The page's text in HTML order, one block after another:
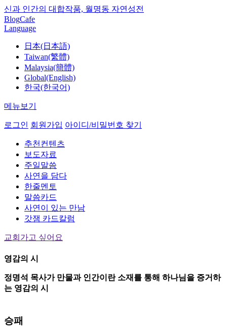
신과 인간의 대합작품, 월명동 자연성전
BlogCafe
Language
日本(日本語)
Taiwan(繁體)
Malaysia(簡體)
Global(English)
한국(한국어)
메뉴보기
로그인 회원가입 아이디/비밀번호 찾기
추천컨텐츠
보도자료
주일말씀
사연을 담다
한줄멘토
말씀카드
사연이 있는 만남
갓잼 카드칼럼
교회가고 싶어요
영감의 시
정명석 목사가 만물과 인간이란 소재를 통해 하나님을 증거하
는 영감의 시
승패